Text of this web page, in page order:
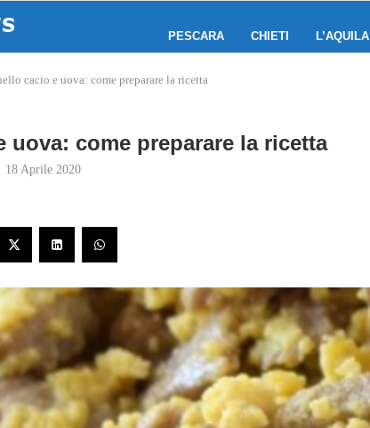
PESCARA CHIETI L’AQUILA
cacio e uova: come preparare la ricetta
uova: come preparare la ricetta
18 Aprile 2020